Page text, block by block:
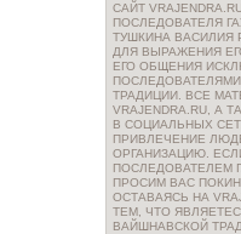
САЙТ
ПОСЛЕДОВАТЕЛЯ
ТУШКИНА ВАСИЛИЯ
ДЛЯ ВЫРАЖЕНИЯ
ЕГО ОБЩЕНИЯ
ТРАДИЦИИ. ВСЕ
VRAJENDRA.RU,
В СОЦИАЛЬНЫХ
ПРИВЛЕЧЕНИЕ
ОРГАНИЗАЦИЮ.
ПОСЛЕДОВАТЕЛЕМ
ПРОСИМ ВАС
ОСТАВАЯСЬ НА
ТЕМ, ЧТО
ВАЙШНАВСКОЙ